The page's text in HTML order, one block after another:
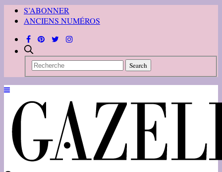
S’ABONNER
ANCIENS NUMÉROS